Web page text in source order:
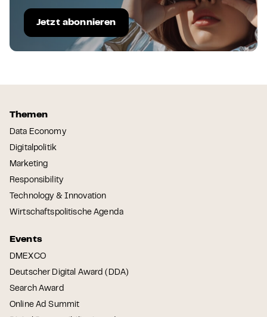
Jetzt abonnieren
Themen
Data Economy
Digitalpolitik
Marketing
Responsibility
Technology & Innovation
Wirtschaftspolitische Agenda
Events
DMEXCO
Deutscher Digital Award (DDA)
Search Award
Online Ad Summit